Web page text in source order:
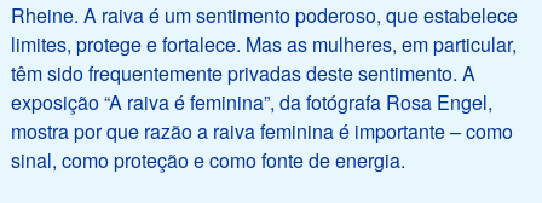
Rheine. A raiva é um sentimento poderoso, que estabelece
limites, protege e fortalece. Mas as mulheres, em particular,
têm sido frequentemente privadas deste sentimento. A
exposição “A raiva é feminina”, da fotógrafa Rosa Engel,
mostra por que razão a raiva feminina é importante – como
sinal, como proteção e como fonte de energia.